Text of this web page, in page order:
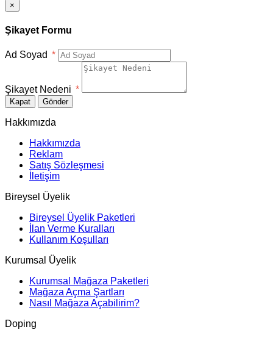
×
Şikayet Formu
Ad Soyad *
Şikayet Nedeni *
Kapat Gönder
Hakkımızda
Hakkımızda
Reklam
Satış Sözleşmesi
İletişim
Bireysel Üyelik
Bireysel Üyelik Paketleri
İlan Verme Kuralları
Kullanım Koşulları
Kurumsal Üyelik
Kurumsal Mağaza Paketleri
Mağaza Açma Şartları
Nasıl Mağaza Açabilirim?
Doping